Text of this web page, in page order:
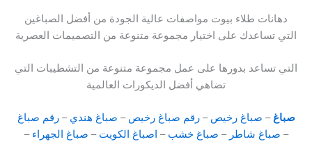
دهانات طلاء بيوت مواصفات عالية الجودة من أفضل الصباغين
التي تساعدك على اختيار مجموعة متنوعة من التصميمات العصرية
التي تساعد بدورها على عمل مجموعة متنوعة من التشطيبات التي
تضاهي أفضل الديكورات العالمية
صباغ– صباغ رخيص –رقم صباغ رخيص – صباغ هندي –رقم صباغ
– صباغ شاطر – صباغ خشب – اصباغ الكويت – صباغ الجهراء –